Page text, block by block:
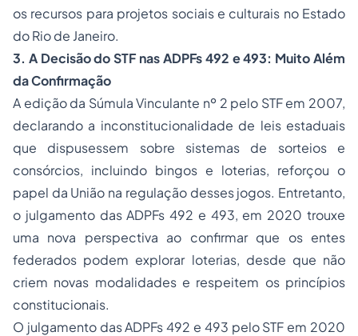
os recursos para projetos sociais e culturais no Estado
do Rio de Janeiro.
3. A Decisão do STF nas ADPFs 492 e 493: Muito Além
da Confirmação
A edição da Súmula Vinculante nº 2 pelo STF em 2007,
declarando a inconstitucionalidade de leis estaduais
que dispusessem sobre sistemas de sorteios e
consórcios, incluindo bingos e loterias, reforçou o
papel da União na regulação desses jogos. Entretanto,
o julgamento das ADPFs 492 e 493, em 2020 trouxe
uma nova perspectiva ao confirmar que os entes
federados podem explorar loterias, desde que não
criem novas modalidades e respeitem os princípios
constitucionais.
O julgamento das ADPFs 492 e 493 pelo STF em 2020